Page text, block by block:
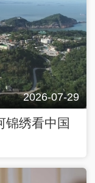
2026-07-29
锦绣看中国